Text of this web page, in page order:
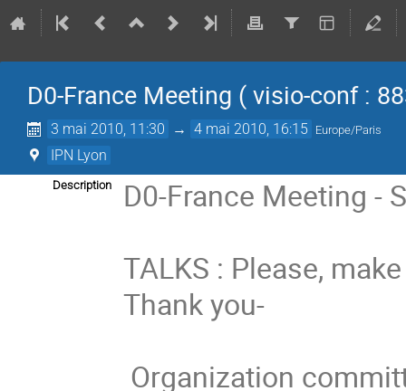
D0-France Meeting ( visio-conf :
3 mai 2010, 11:30 → 4 mai 2010, 16:15 Europe/Paris
IPN Lyon
Description
D0-France Meeting -
TALKS : Please,
Thank you-